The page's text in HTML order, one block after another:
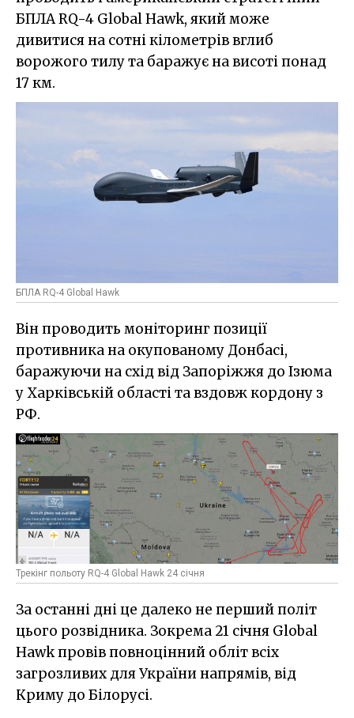
БПЛА RQ-4 Global Hawk, який може
дивитися на сотні кілометрів вглиб
ворожого тилу та баражує на висоті понад
17 км.
БПЛА RQ-4 Global Hawk
Він проводить моніторинг позиції
противника на окупованому Донбасі,
баражуючи на схід від Запоріжжя до Ізюма
у Харківській області та вздовж кордону з
РФ.
Трекінг польоту RQ-4 Global Hawk 24 січня
За останні дні це далеко не перший політ
цього розвідника. Зокрема 21 січня Global
Hawk провів повноцінний обліт всіх
загрозливих для України напрямів, від
Криму до Білорусі.